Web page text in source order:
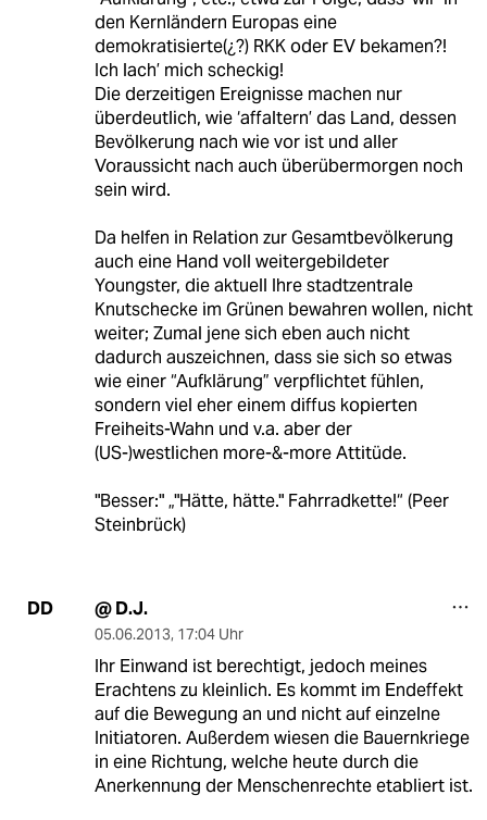
den Kernländern Europas eine
demokratisierte(¿?) RKK oder EV bekamen?!
Ich lach’ mich scheckig!
Die derzeitigen Ereignisse machen nur
überdeutlich, wie ‘affaltern’ das Land, dessen
Bevölkerung nach wie vor ist und aller
Voraussicht nach auch überübermorgen noch
sein wird.
Da helfen in Relation zur Gesamtbevölkerung
auch eine Hand voll weitergebildeter
Youngster, die aktuell Ihre stadtzentrale
Knutschecke im Grünen bewahren wollen, nicht
weiter; Zumal jene sich eben auch nicht
dadurch auszeichnen, dass sie sich so etwas
wie einer “Aufklärung” verpflichtet fühlen,
sondern viel eher einem diffus kopierten
Freiheits-Wahn und v.a. aber der
(US-)westlichen more-&-more Attitüde.
"Besser:" „"Hätte, hätte." Fahrradkette!“ (Peer
Steinbrück)
DD @ D.J.
05.06.2013, 17:04 Uhr
Ihr Einwand ist berechtigt, jedoch meines
Erachtens zu kleinlich. Es kommt im Endeffekt
auf die Bewegung an und nicht auf einzelne
Initiatoren. Außerdem wiesen die Bauernkriege
in eine Richtung, welche heute durch die
Anerkennung der Menschenrechte etabliert ist.